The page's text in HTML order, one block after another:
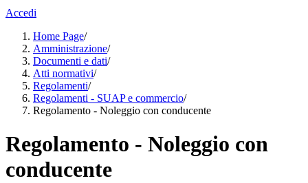
Accedi
Home Page/
Amministrazione/
Documenti e dati/
Atti normativi/
Regolamenti/
Regolamenti - SUAP e commercio/
Regolamento - Noleggio con conducente
Regolamento - Noleggio con
conducente